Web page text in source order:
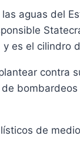
aguas del
es el cilindro
de